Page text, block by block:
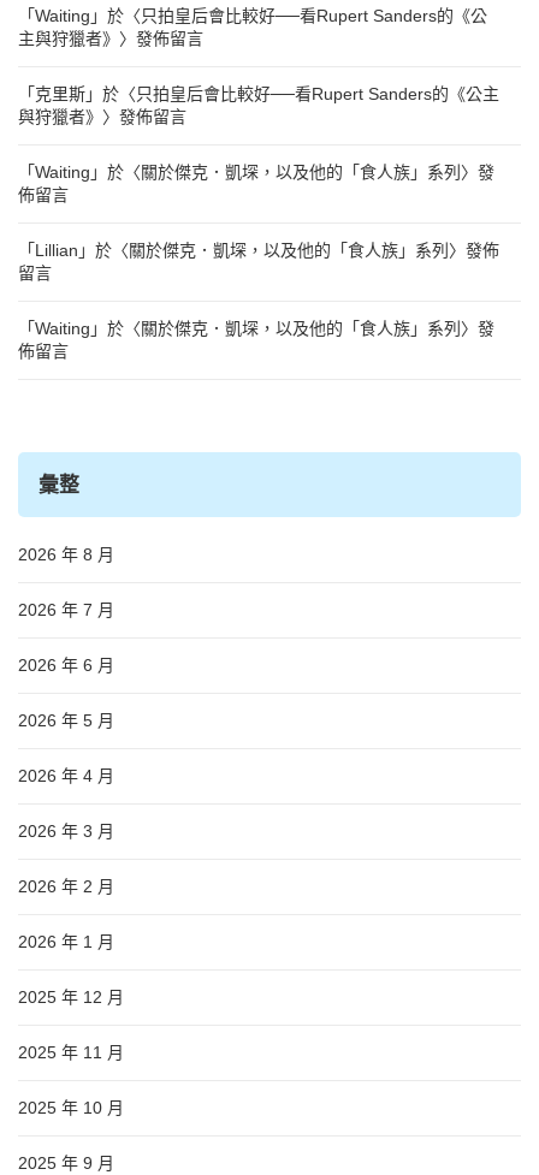
「Waiting 」於〈只拍皇后會比較好──看Rupert Sanders的《公
主與狩獵者》 〉發佈留言
「 克里斯」於〈只拍皇后會比較好──看Rupert Sanders的《公主
與狩獵者》 〉發佈留言
「Waiting 」於〈關於傑克．凱堔，以及他的「食人族」系列 〉發
佈留言
「 Lillian 」於〈關於傑克．凱堔，以及他的「食人族」系列 〉發佈
留言
「Waiting 」於〈關於傑克．凱堔，以及他的「食人族」系列 〉發
佈留言
彙整
2026 年 8 月
2026 年 7 月
2026 年 6 月
2026 年 5 月
2026 年 4 月
2026 年 3 月
2026 年 2 月
2026 年 1 月
2025 年 12 月
2025 年 11 月
2025 年 10 月
2025 年 9 月